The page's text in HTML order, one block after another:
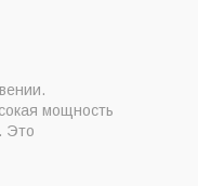
мощность
Это